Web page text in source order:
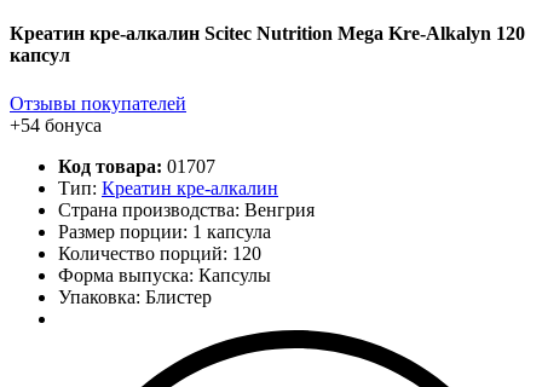
Креатин кре-алкалин Scitec Nutrition Mega Kre-Alkalyn 120
капсул
Отзывы покупателей
+54 бонуса
Код товара: 01707
Тип: Креатин кре-алкалин
Страна производства: Венгрия
Размер порции: 1 капсула
Количество порций: 120
Форма выпуска: Капсулы
Упаковка: Блистер